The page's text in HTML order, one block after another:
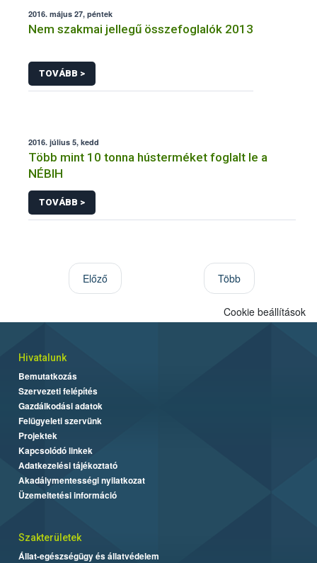
2016. május 27, péntek
Nem szakmai jellegű összefoglalók 2013
TOVÁBB >
2016. július 5, kedd
Több mint 10 tonna hústerméket foglalt le a
NÉBIH
TOVÁBB >
Előző Több
Cookie beállítások
Hivatalunk
Bemutatkozás
Szervezeti felépítés
Gazdálkodási adatok
Felügyeleti szervünk
Projektek
Kapcsolódó linkek
Adatkezelési tájékoztató
Akadálymentességi nyilatkozat
Üzemeltetési információ
Szakterületek
Állat-egészségügy és állatvédelem